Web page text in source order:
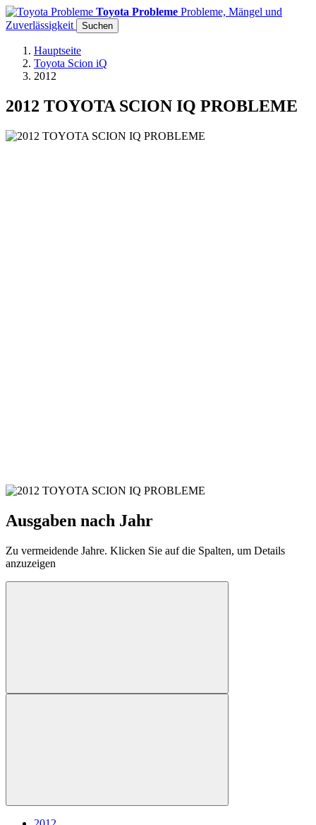
Toyota Probleme Probleme, Mängel und
Zuverlässigkeit
Suchen
Hauptseite
Toyota Scion iQ
2012
2012 TOYOTA SCION IQ PROBLEME
Ausgaben nach Jahr
Zu vermeidende Jahre. Klicken Sie auf die Spalten, um Details
anzuzeigen